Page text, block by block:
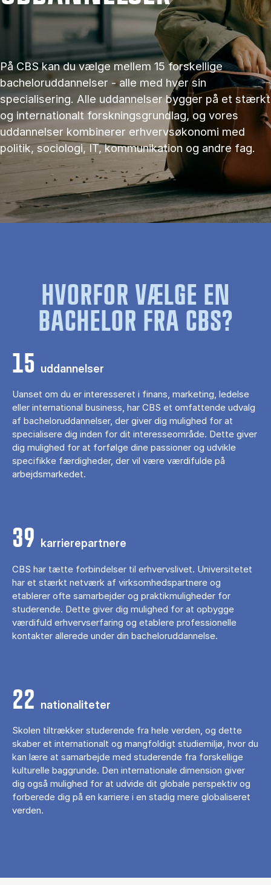
På CBS kan du vælge mellem 15 forskellige
bacheloruddannelser - alle med hver sin
specialisering. Alle uddannelser bygger på et stærkt
og internationalt forskningsgrundlag, og vores
uddannelser kombinerer erhvervsøkonomi med
politik, sociologi, IT, kommunikation og andre fag.
HVORFOR VÆLGE EN
BACHELOR FRA CBS?
15 uddannelser
Uanset om du er interesseret i finans, marketing, ledelse
eller international business, har CBS et omfattende udvalg
af bacheloruddannelser, der giver dig mulighed for at
specialisere dig inden for dit interesseområde. Dette giver
dig mulighed for at forfølge dine passioner og udvikle
specifikke færdigheder, der vil være værdifulde på
arbejdsmarkedet.
39 karrierepartnere
CBS har tætte forbindelser til erhvervslivet. Universitetet
har et stærkt netværk af virksomhedspartnere og
etablerer ofte samarbejder og praktikmuligheder for
studerende. Dette giver dig mulighed for at opbygge
værdifuld erhvervserfaring og etablere professionelle
kontakter allerede under din bacheloruddannelse.
22 nationaliteter
Skolen tiltrækker studerende fra hele verden, og dette
skaber et internationalt og mangfoldigt studiemiljø, hvor du
kan lære at samarbejde med studerende fra forskellige
kulturelle baggrunde. Den internationale dimension giver
dig også mulighed for at udvide dit globale perspektiv og
forberede dig på en karriere i en stadig mere globaliseret
verden.